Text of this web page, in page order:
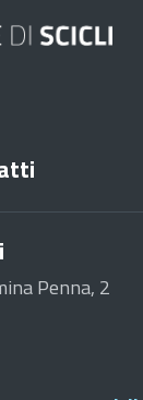
Penna, 2